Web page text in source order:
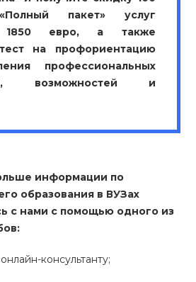
пакет» услуг
1850 евро, а также
на профориентацию
профессиональных
возможностей и
информации по
образования в ВУЗах
с нами с помощью одного из
консультанту;